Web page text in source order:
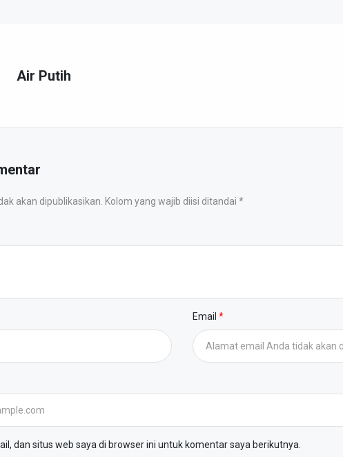
Air Putih
akan dipublikasikan. Kolom yang wajib diisi ditandai *
Email
dan situs web saya di browser ini untuk komentar saya berikutnya.